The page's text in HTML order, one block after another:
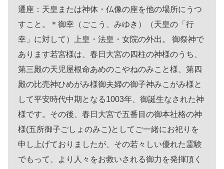
遷座：天皇または神体・仏像の座を他の場所にうつ
すこと。＊御幸（ごこう、みゆき）（天皇の「行
幸」に対して）上皇・法皇・女院の外出。 御祭神で
あります若宮様は、春日大宮の四柱の神様のうち、
第三殿の天児屋根命あめのこやねのみこと様、第四
殿の比売神ひめがみ様御夫婦の御子神みこがみ様と
して平安時代中期となる1003年、御誕生なされた神
様です。その後、春日大宮で五番目の御本社格の神
様(五所御子ごしょのみこ)としてご一緒にお祀りを
申し上げておりましたが、その若々しい優れた霊験
でもって、より人々をお救いされる御力を発揮頂く